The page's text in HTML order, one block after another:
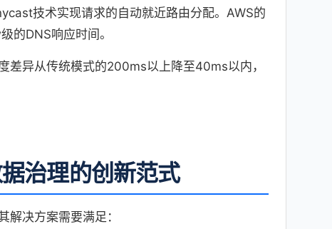
技术实现请求的自动就近路由分配。AWS的
的DNS响应时间。
差异从传统模式的200ms以上降至40ms以内，
治理的创新范式
解决方案需要满足：